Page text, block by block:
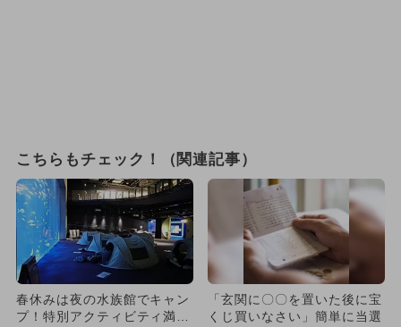
こちらもチェック！（関連記事）
春休みは夜の水族館でキャン
プ！特別アクティビティ満載
「玄関に〇〇を置いた後に宝
くじ買いなさい」簡単に当選